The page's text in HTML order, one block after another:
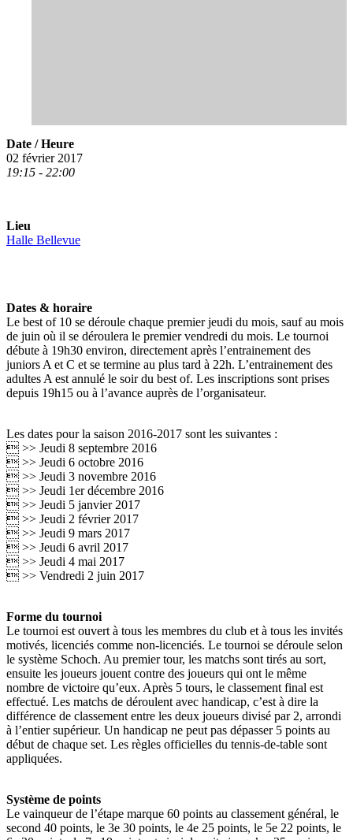
Date / Heure
02 février 2017
19:15 - 22:00
Lieu
Halle Bellevue
Dates & horaire
Le best of 10 se déroule chaque premier jeudi du mois, sauf au mois
de juin où il se déroulera le premier vendredi du mois. Le tournoi
débute à 19h30 environ, directement après l’entrainement des
juniors A et C et se termine au plus tard à 22h. L’entrainement des
adultes A est annulé le soir du best of. Les inscriptions sont prises
depuis 19h15 ou à l’avance auprès de l’organisateur.
Les dates pour la saison 2016-2017 sont les suivantes :
 >> Jeudi 8 septembre 2016
 >> Jeudi 6 octobre 2016
 >> Jeudi 3 novembre 2016
 >> Jeudi 1er décembre 2016
 >> Jeudi 5 janvier 2017
 >> Jeudi 2 février 2017
 >> Jeudi 9 mars 2017
 >> Jeudi 6 avril 2017
 >> Jeudi 4 mai 2017
 >> Vendredi 2 juin 2017
Forme du tournoi
Le tournoi est ouvert à tous les membres du club et à tous les invités
motivés, licenciés comme non-licenciés. Le tournoi se déroule selon
le système Schoch. Au premier tour, les matchs sont tirés au sort,
ensuite les joueurs jouent contre des joueurs qui ont le même
nombre de victoire qu’eux. Après 5 tours, le classement final est
effectué. Les matchs de déroulent avec handicap, c’est à dire la
différence de classement entre les deux joueurs divisé par 2, arrondi
à l’entier supérieur. Un handicap ne peut pas dépasser 5 points au
début de chaque set. Les règles officielles du tennis-de-table sont
appliquées.
Système de points
Le vainqueur de l’étape marque 60 points au classement général, le
second 40 points, le 3e 30 points, le 4e 25 points, le 5e 22 points, le